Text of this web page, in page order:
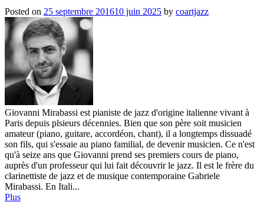
Posted on 25 septembre 201610 juin 2025 by coartjazz
Giovanni Mirabassi est pianiste de jazz d'origine italienne vivant à
Paris depuis plsieurs décennies. Bien que son père soit musicien
amateur (piano, guitare, accordéon, chant), il a longtemps dissuadé
son fils, qui s'essaie au piano familial, de devenir musicien. Ce n'est
qu'à seize ans que Giovanni prend ses premiers cours de piano,
auprès d'un professeur qui lui fait découvrir le jazz. Il est le frère du
clarinettiste de jazz et de musique contemporaine Gabriele
Mirabassi. En Itali...
Plus